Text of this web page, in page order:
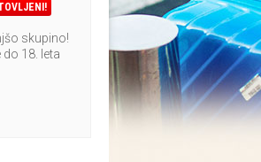
skupino!
18. leta